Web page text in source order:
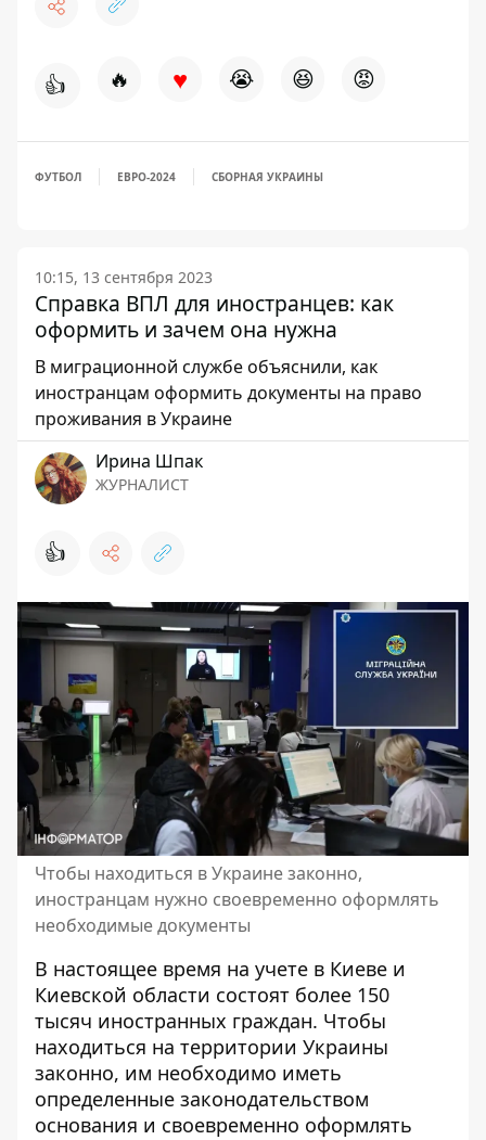
👍 🔥 ♥ 😭 😆 😡
ФУТБОЛ ЕВРО-2024 СБОРНАЯ УКРАИНЫ
10:15, 13 сентября 2023
Справка ВПЛ для иностранцев: как
оформить и зачем она нужна
В миграционной службе объяснили, как
иностранцам оформить документы на право
проживания в Украине
Ирина Шпак
ЖУРНАЛИСТ
👍
Чтобы находиться в Украине законно,
иностранцам нужно своевременно оформлять
необходимые документы
В настоящее время на учете в Киеве и
Киевской области состоят более 150
тысяч иностранных граждан. Чтобы
находиться на территории Украины
законно, им необходимо иметь
определенные законодательством
основания и своевременно оформлять